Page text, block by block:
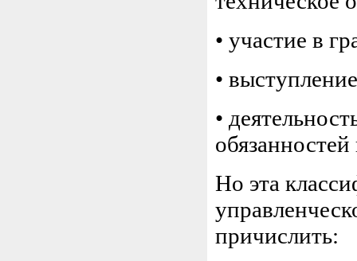
• участие в
•
•
Но эта
причислить: